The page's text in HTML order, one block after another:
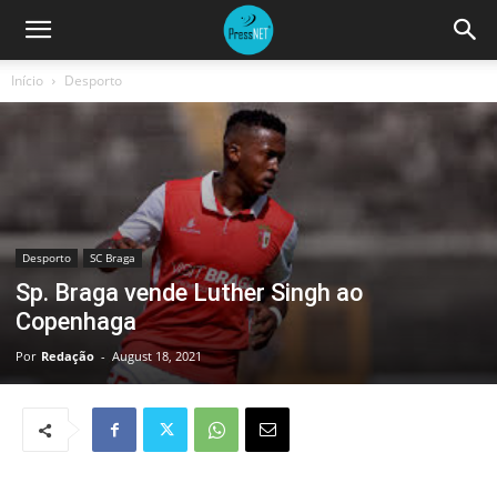
Início Desporto
Desporto SC Braga
Sp. Braga vende Luther Singh ao
Copenhaga
Por Redação - August 18, 2021